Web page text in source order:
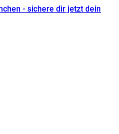
- sichere dir jetzt dein